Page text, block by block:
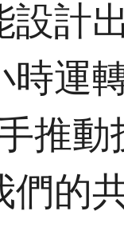
設計
時運
推
們的